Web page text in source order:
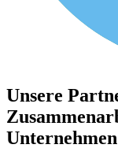
Unsere
Unternehmen